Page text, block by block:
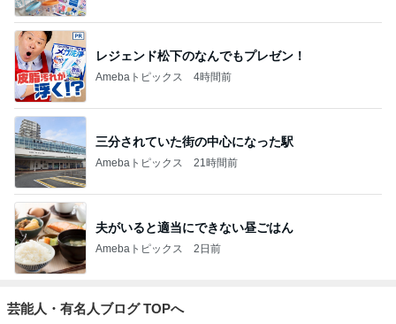
レジェンド松下のなんでもプレゼン！
Amebaトピックス 4時間前
三分されていた街の中心になった駅
Amebaトピックス 21時間前
夫がいると適当にできない昼ごはん
Amebaトピックス 2日前
芸能人・有名人ブログ TOPへ